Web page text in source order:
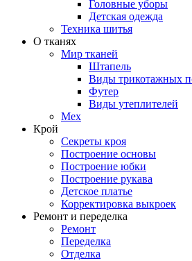
Головные уборы
Детская одежда
Техника шитья
О тканях
Мир тканей
Штапель
Виды трикотажных
Футер
Виды утеплителей
Мех
Крой
Секреты кроя
Построение основы
Построение юбки
Построение рукава
Детское платье
Корректировка выкроек
Ремонт и переделка
Ремонт
Переделка
Отделка